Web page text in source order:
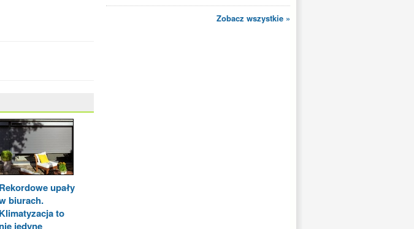
Rekordowe upały
biurach.
Klimatyzacja to
nie jedyne
Zobacz wszystkie »